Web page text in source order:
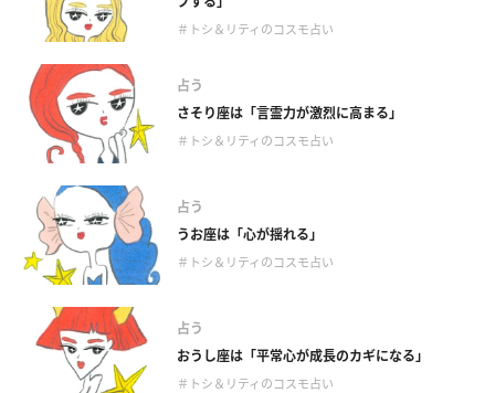
＃トシ＆リティのコスモ占い
占う
さそり座は「言霊力が激烈に高まる」
＃トシ＆リティのコスモ占い
占う
うお座は「心が揺れる」
＃トシ＆リティのコスモ占い
占う
おうし座は「平常心が成長のカギになる」
＃トシ＆リティのコスモ占い